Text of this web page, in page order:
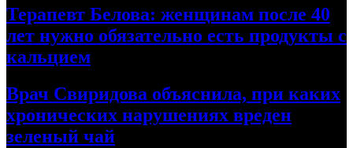
Терапевт Белова: женщинам после 40
лет нужно обязательно есть продукты с
кальцием
Врач Свиридова объяснила, при каких
хронических нарушениях вреден
зеленый чай